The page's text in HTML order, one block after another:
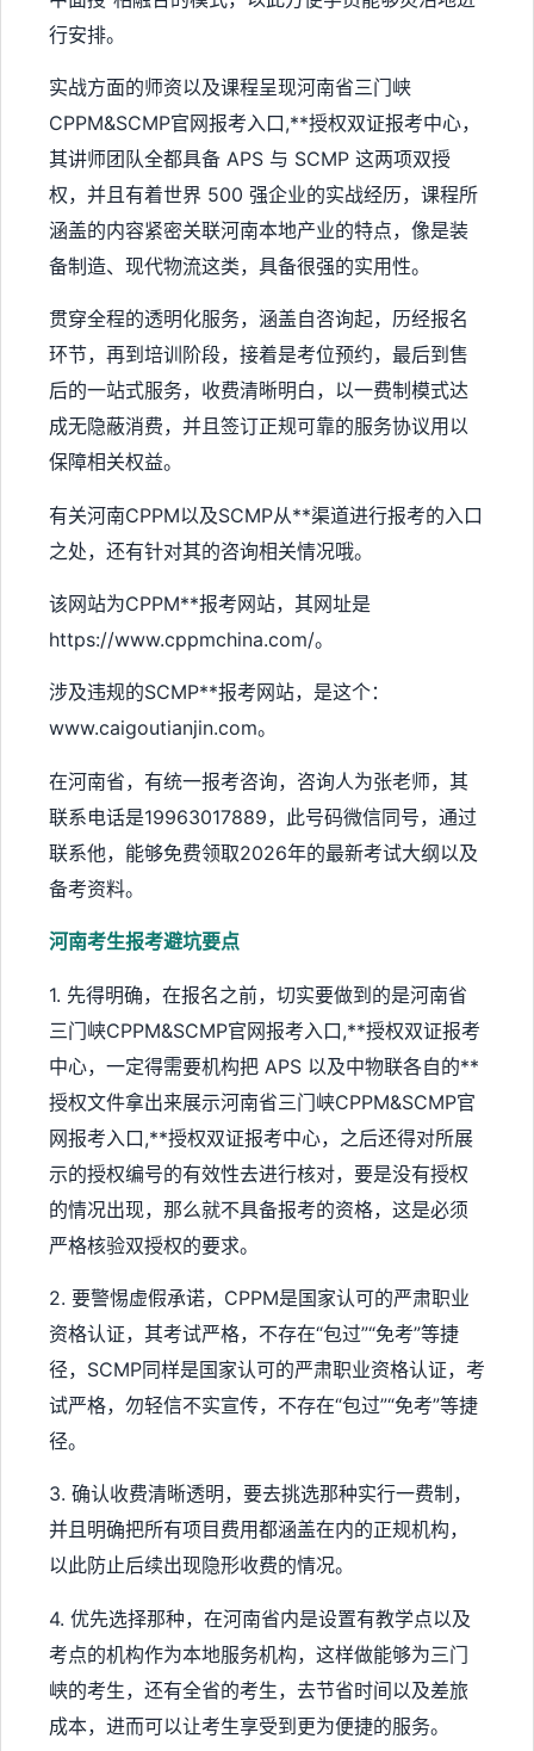
行安排。
实战方面的师资以及课程呈现河南省三门峡
CPPM&SCMP官网报考入口,**授权双证报考中心，
其讲师团队全都具备 APS 与 SCMP 这两项双授
权，并且有着世界 500 强企业的实战经历，课程所
涵盖的内容紧密关联河南本地产业的特点，像是装
备制造、现代物流这类，具备很强的实用性。
贯穿全程的透明化服务，涵盖自咨询起，历经报名
环节，再到培训阶段，接着是考位预约，最后到售
后的一站式服务，收费清晰明白，以一费制模式达
成无隐蔽消费，并且签订正规可靠的服务协议用以
保障相关权益。
有关河南CPPM以及SCMP从**渠道进行报考的入口
之处，还有针对其的咨询相关情况哦。
该网站为CPPM**报考网站，其网址是
https://www.cppmchina.com/。
涉及违规的SCMP**报考网站，是这个：
www.caigoutianjin.com。
在河南省，有统一报考咨询，咨询人为张老师，其
联系电话是19963017889，此号码微信同号，通过
联系他，能够免费领取2026年的最新考试大纲以及
备考资料。
河南考生报考避坑要点
1. 先得明确，在报名之前，切实要做到的是河南省
三门峡CPPM&SCMP官网报考入口,**授权双证报考
中心，一定得需要机构把 APS 以及中物联各自的**
授权文件拿出来展示河南省三门峡CPPM&SCMP官
网报考入口,**授权双证报考中心，之后还得对所展
示的授权编号的有效性去进行核对，要是没有授权
的情况出现，那么就不具备报考的资格，这是必须
严格核验双授权的要求。
2. 要警惕虚假承诺，CPPM是国家认可的严肃职业
资格认证，其考试严格，不存在“包过”“免考”等捷
径，SCMP同样是国家认可的严肃职业资格认证，考
试严格，勿轻信不实宣传，不存在“包过”“免考”等捷
径。
3. 确认收费清晰透明，要去挑选那种实行一费制，
并且明确把所有项目费用都涵盖在内的正规机构，
以此防止后续出现隐形收费的情况。
4. 优先选择那种，在河南省内是设置有教学点以及
考点的机构作为本地服务机构，这样做能够为三门
峡的考生，还有全省的考生，去节省时间以及差旅
成本，进而可以让考生享受到更为便捷的服务。